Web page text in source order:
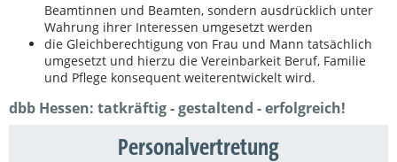
Beamtinnen und Beamten, sondern ausdrücklich unter
Wahrung ihrer Interessen umgesetzt werden
die Gleichberechtigung von Frau und Mann tatsächlich
umgesetzt und hierzu die Vereinbarkeit Beruf, Familie
und Pflege konsequent weiterentwickelt wird.
dbb Hessen: tatkräftig - gestaltend - erfolgreich!
Personalvertretung